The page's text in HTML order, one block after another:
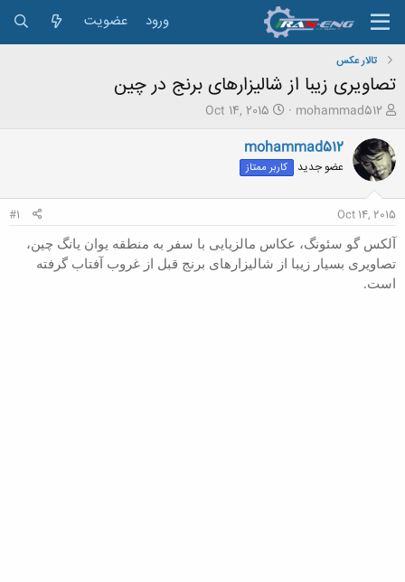
ورود عضویت
تالار عکس
تصاویری زیبا از شالیزارهای برنج در چین
ش
و
ع
ک
ه
م
و
ض
mohammad512
ت
ر
ی
خ
ع
Oct 14, 2015
mohammad512
عضو جدید کاربر ممتاز
Oct 14, 2015
#1
آلکس گو سئونگ، عکاس مالزیایی با سفر به منطقه یوان یانگ چین،
تصاویری بسیار زیبا از شالیزارهای برنج قبل از غروب آفتاب گرفته
است.